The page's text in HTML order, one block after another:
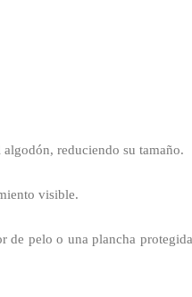
reduciendo su tamaño.
visible.
de pelo o una plancha protegida